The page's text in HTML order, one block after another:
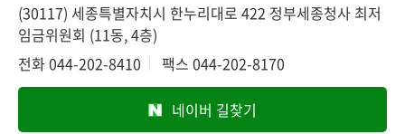
(30117) 세종특별자치시 한누리대로 422 정부세종청사 최저
임금위원회 (11동, 4층)
전화044-202-8410 팩스 044-202-8170
네이버 길찾기